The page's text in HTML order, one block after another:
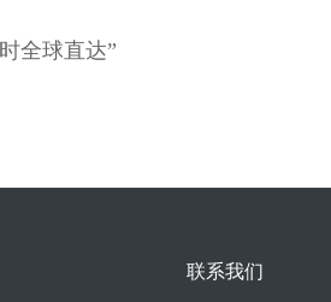
全球直达”
联系我们